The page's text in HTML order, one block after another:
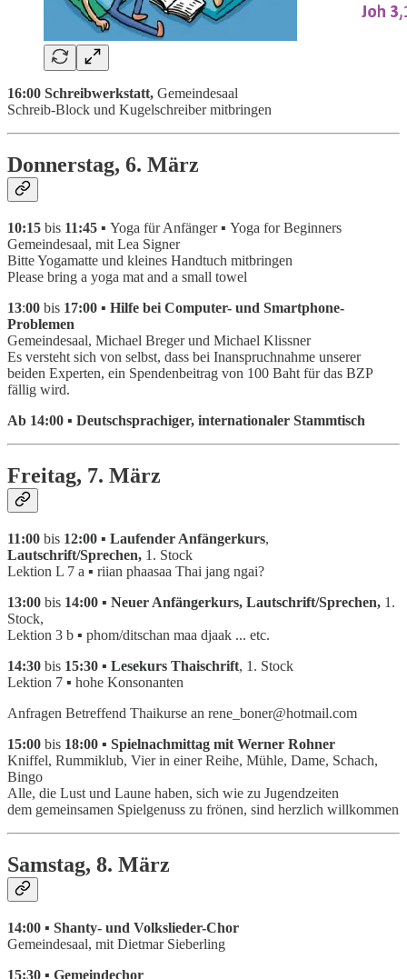
16:00 Schreibwerkstatt, Gemeindesaal
Schreib-Block und Kugelschreiber mitbringen
Donnerstag, 6. März
10:15 bis 11:45 ▪ Yoga für Anfänger▪ Yoga for Beginners
Gemeindesaal, mit Lea Signer
Bitte Yogamatte und kleines Handtuch mitbringen
Please bring a yoga mat and a small towel
13:00 bis 17:00 ▪ Hilfe bei Computer- und Smartphone-
Problemen
Gemeindesaal, Michael Breger und Michael Klissner
Es versteht sich von selbst, dass bei Inanspruchnahme unserer
beiden Experten, ein Spendenbeitrag von 100 Baht für das BZP
fällig wird.
Ab 14:00 ▪ Deutschsprachiger, internationaler Stammtisch
Freitag, 7. März
11:00 bis 12:00 ▪ Laufender Anfängerkurs,
Lautschrift/Sprechen, 1. Stock
Lektion L 7 a ▪ riian phaasaa Thai jang ngai?
13:00 bis 14:00 ▪ Neuer Anfängerkurs, Lautschrift/Sprechen, 1.
Stock,
Lektion 3 b ▪ phom/ditschan maa djaak ... etc.
14:30 bis 15:30 ▪ Lesekurs Thaischrift, 1. Stock
Lektion 7 ▪ hohe Konsonanten
Anfragen Betreffend Thaikurse an rene_boner@hotmail.com
15:00 bis 18:00 ▪ Spielnachmittag mit Werner Rohner
Kniffel, Rummiklub, Vier in einer Reihe, Mühle, Dame, Schach,
Bingo
Alle, die Lust und Laune haben, sich wie zu Jugendzeiten
dem gemeinsamen Spielgenuss zu frönen, sind herzlich willkommen
Samstag, 8. März
14:00 ▪ Shanty- und Volkslieder-Chor
Gemeindesaal, mit Dietmar Sieberling
15:30 ▪ Gemeindechor